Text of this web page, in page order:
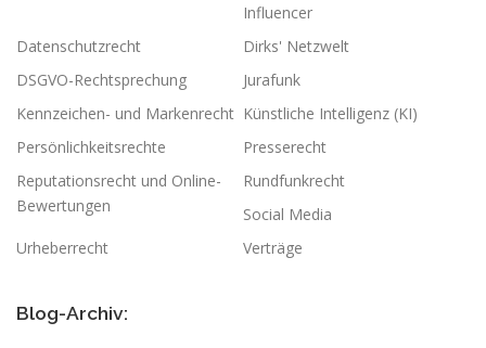
Influencer
Datenschutzrecht
Dirks' Netzwelt
DSGVO-Rechtsprechung
Jurafunk
Kennzeichen- und Markenrecht Künstliche Intelligenz (KI)
Persönlichkeitsrechte
Presserecht
Reputationsrecht und Online-
Bewertungen
Rundfunkrecht
Social Media
Urheberrecht
Verträge
Blog-Archiv: